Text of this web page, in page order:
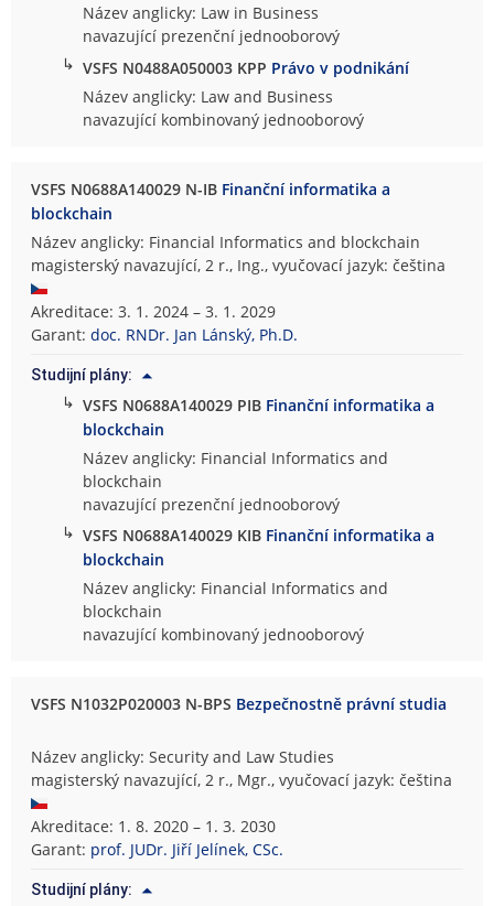
Název anglicky: Law in Business
navazující prezenční jednooborový
↳ VSFS N0488A050003 KPP Právo v podnikání
Název anglicky: Law and Business
navazující kombinovaný jednooborový
VSFS N0688A140029 N-IB Finanční informatika a
blockchain
Název anglicky: Financial Informatics and blockchain
magisterský navazující, 2 r., Ing., vyučovací jazyk: čeština
Akreditace: 3. 1. 2024 – 3. 1. 2029
Garant:doc. RNDr. Jan Lánský, Ph.D.
Studijní plány:
↳ VSFS N0688A140029 PIB Finanční informatika a
blockchain
Název anglicky: Financial Informatics and
blockchain
navazující prezenční jednooborový
↳ VSFS N0688A140029 KIB Finanční informatika a
blockchain
Název anglicky: Financial Informatics and
blockchain
navazující kombinovaný jednooborový
VSFS N1032P020003 N-BPS Bezpečnostně právní studia
Název anglicky: Security and Law Studies
magisterský navazující, 2 r., Mgr., vyučovací jazyk: čeština
Akreditace: 1. 8. 2020 – 1. 3. 2030
Garant: prof. JUDr. Jiří Jelínek, CSc.
Studijní plány: